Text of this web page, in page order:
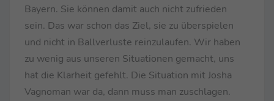
Bayern. Sie können damit auch nicht zufrieden
sein. Das war schon das Ziel, sie zu überspielen
und nicht in Ballverluste reinzulaufen. Wir haben
zu wenig aus unseren Situationen gemacht, uns
hat die Klarheit gefehlt. Die Situation mit Josha
Vagnoman war da, dann muss man zuschlagen.